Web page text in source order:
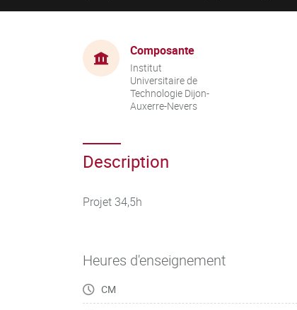
Composante
Institut
Universitaire de
Technologie Dijon-
Auxerre-Nevers
Description
Projet 34,5h
Heures d'enseignement
CM